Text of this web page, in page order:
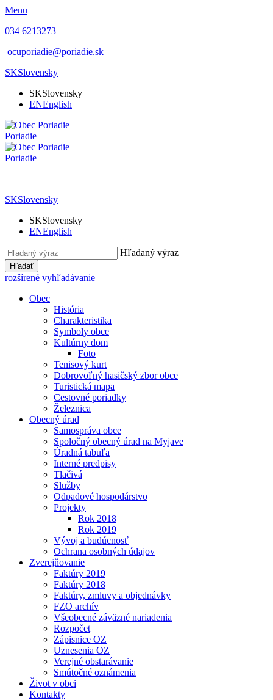
Menu
034 6213273
ocuporiadie@poriadie.sk
SKSlovensky
SKSlovensky
ENEnglish
Poriadie
Poriadie
SKSlovensky
SKSlovensky
ENEnglish
Hľadaný výraz
Hľadať
rozšírené vyhľadávanie
Obec
História
Charakteristika
Symboly obce
Kultúrny dom
Foto
Tenisový kurt
Dobrovoľný hasičský zbor obce
Turistická mapa
Cestovné poriadky
Železnica
Obecný úrad
Samospráva obce
Spoločný obecný úrad na Myjave
Úradná tabuľa
Interné predpisy
Tlačivá
Služby
Odpadové hospodárstvo
Projekty
Rok 2018
Rok 2019
Vývoj a budúcnosť
Ochrana osobných údajov
Zverejňovanie
Faktúry 2019
Faktúry 2018
Faktúry, zmluvy a objednávky
FZO archív
Všeobecné záväzné nariadenia
Rozpočet
Zápisnice OZ
Uznesenia OZ
Verejné obstarávanie
Smútočné oznámenia
Život v obci
Kontakty